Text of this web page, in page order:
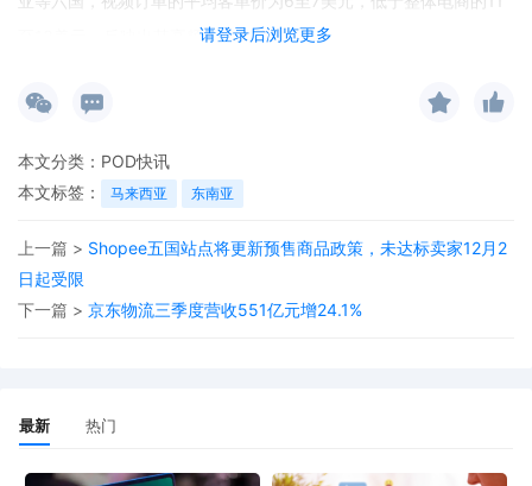
请登录后浏览更多
至13美元，反映出其高频、低单价的特点。
本文分类： POD快讯
本文标签：
马来西亚 东南亚
上一篇 > Shopee五国站点将更新预售商品政策，未达标卖家12月2
日起受限
下一篇 > 京东物流三季度营收551亿元增24.1%
最新 热门